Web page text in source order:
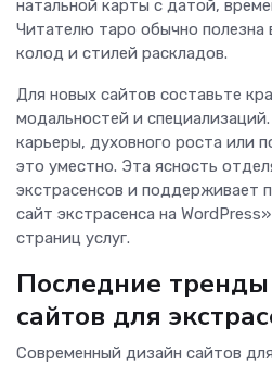
натальной карты с датой,
Читателю таро обычно полезна
колод и стилей раскладов.
Для новых сайтов составьте
модальностей и
карьеры, духовного роста или
это уместно. Эта ясность
экстрасенсов и поддерживает
сайт экстрасенса на
страниц услуг.
Последние
сайтов для
Современный дизайн сайтов